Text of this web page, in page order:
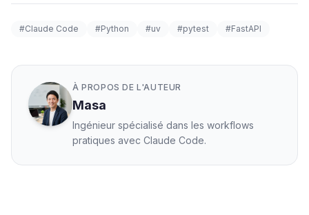
#Claude Code #Python #uv #pytest #FastAPI
À PROPOS DE L'AUTEUR
Masa
Ingénieur spécialisé dans les workflows
pratiques avec Claude Code.